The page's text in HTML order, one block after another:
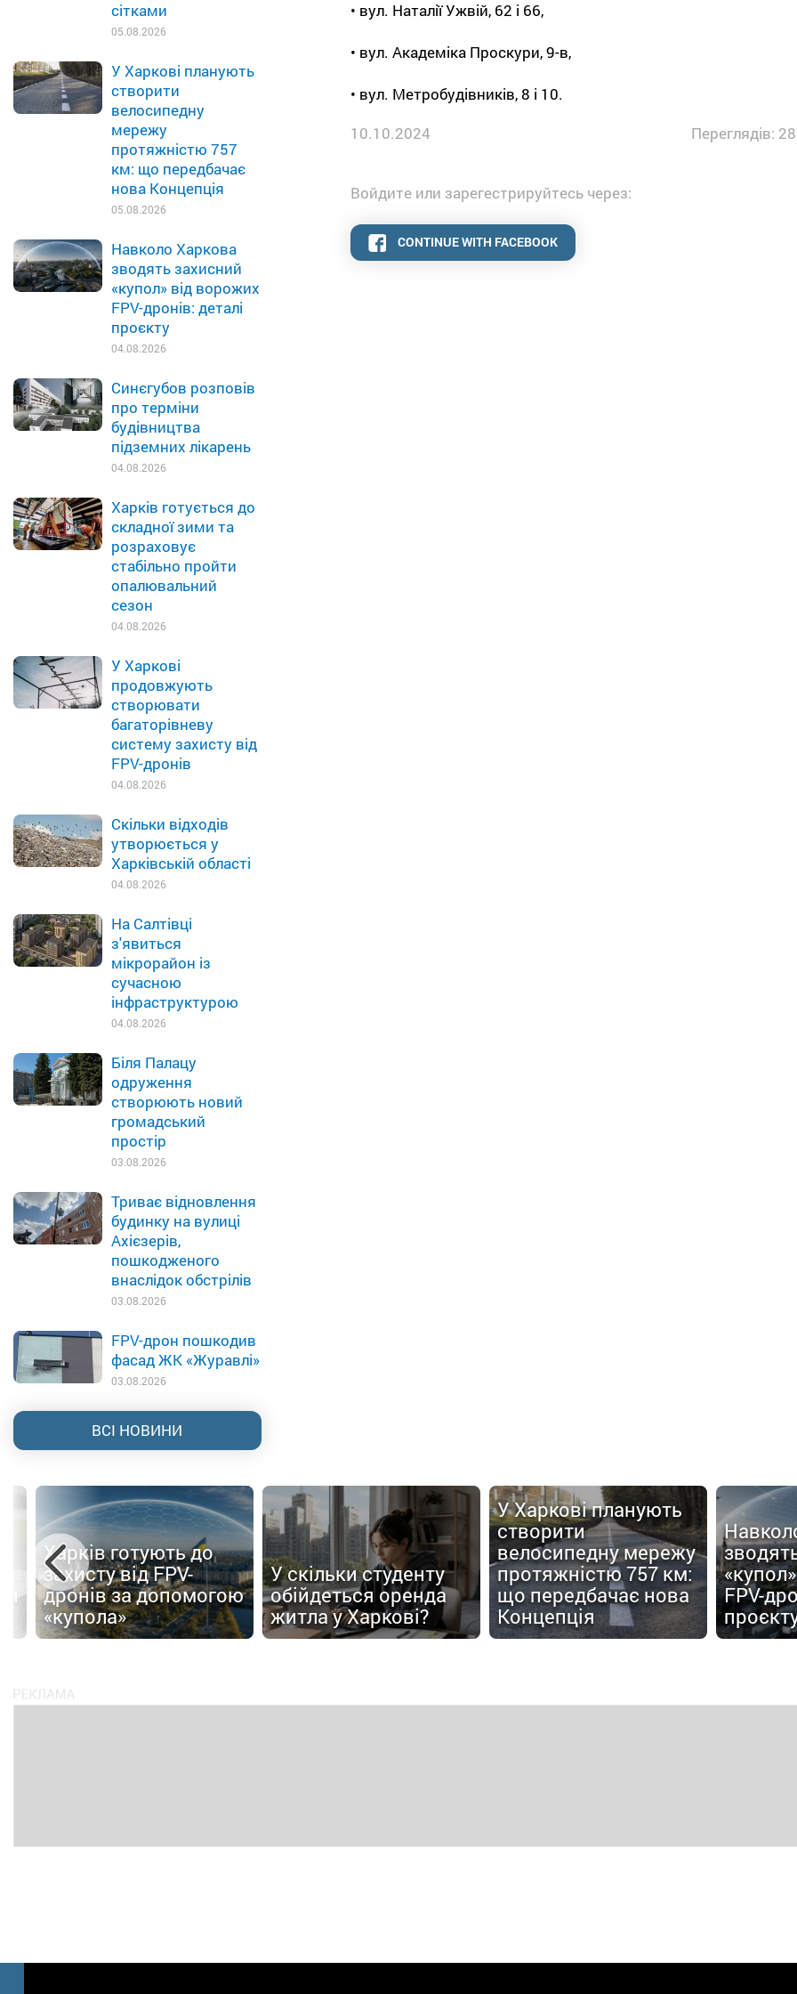
сітками
05.08.2026
У Харкові планують
створити
велосипедну
мережу
протяжністю 757
км: що передбачає
нова Концепція
05.08.2026
Навколо Харкова
зводять захисний
«купол» від ворожих
FPV-дронів: деталі
проєкту
04.08.2026
Синєгубов розповів
про терміни
будівництва
підземних лікарень
04.08.2026
Харків готується до
складної зими та
розраховує
стабільно пройти
опалювальний
сезон
04.08.2026
У Харкові
продовжують
створювати
багаторівневу
систему захисту від
FPV-дронів
04.08.2026
Скільки відходів
утворюється у
Харківській області
04.08.2026
На Салтівці
з'явиться
мікрорайон із
сучасною
інфраструктурою
04.08.2026
Біля Палацу
одруження
створюють новий
громадський
простір
03.08.2026
Триває відновлення
будинку на вулиці
Ахієзерів,
пошкодженого
внаслідок обстрілів
03.08.2026
FPV-дрон пошкодив
фасад ЖК «Журавлі»
03.08.2026
ВСІ НОВИНИ
• вул. Наталії Ужвій, 62 і 66,
• вул. Академіка Проскури, 9-в,
• вул. Метробудівників, 8 і 10.
10.10.2024
Переглядів:
Войдите или зарегестрируйтесь через:
CONTINUE WITH FACEBOOK
Харків готують до
захисту від FPV-
дронів за допомогою
«купола»
У скільки студенту
обійдеться оренда
житла у Харкові?
У Харкові планують
створити
велосипедну мережу
протяжністю 757 км:
що передбачає нова
Концепція
FPV-